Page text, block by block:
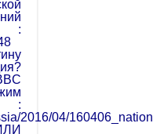
:
:
2016/04/